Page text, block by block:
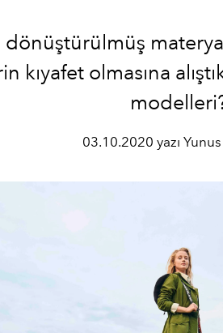
dönüştürülmüş
kıyafet olmasına
03.10.2020 yazı